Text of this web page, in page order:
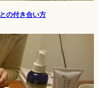
の付き合い方